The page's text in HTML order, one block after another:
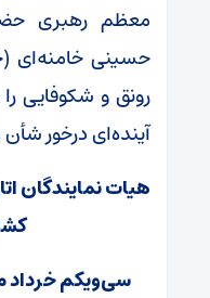
معظم رهبری
حسینی خامنه‌ای
رونق و شکوفایی را
آینده‌ای درخور
هیات نمایندگان
سی‌ویکم خرداد